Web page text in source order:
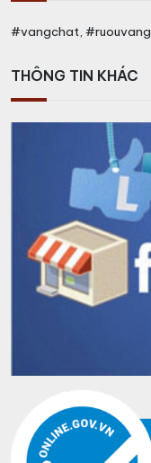
#vangchat,
THÔNG TIN KHÁC